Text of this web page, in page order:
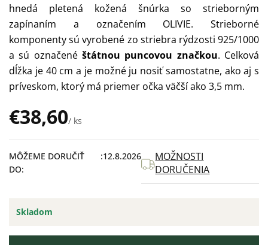
€38,60/ ks
Jednotková
cena:
Skladom
MÔŽEME DORUČIŤ
DO:
12.8.2026
MOŽNOSTI
DORUČENIA
hnedá pletená kožená šnúrka so strieborným
zapínaním a označením OLIVIE. Strieborné
komponenty sú vyrobené zo striebra rýdzosti 925/1000
a sú označené štátnou puncovou značkou. Celková
dĺžka je 40 cm a je možné ju nosiť samostatne, ako aj s
príveskom, ktorý má priemer očka väčší ako 3,5 mm.